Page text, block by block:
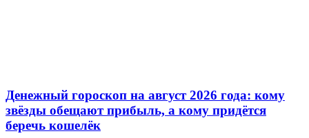
Денежный гороскоп на август 2026 года: кому
звёзды обещают прибыль, а кому придётся
беречь кошелёк